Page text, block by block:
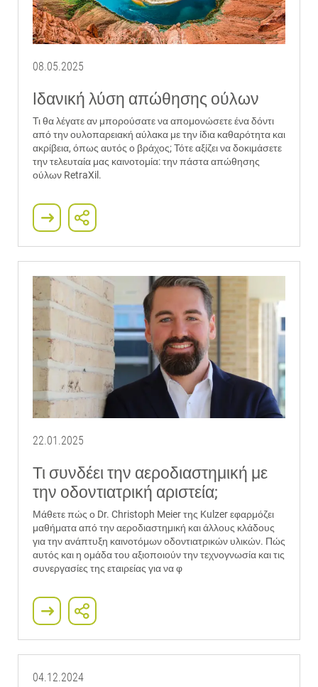
08.05.2025
Iδανική λύση απώθησης ούλων
Τι θα λέγατε αν μπορούσατε να απομονώσετε ένα δόντι
από την ουλοπαρειακή αύλακα με την ίδια καθαρότητα και
ακρίβεια, όπως αυτός ο βράχος; Τότε αξίζει να δοκιμάσετε
την τελευταία μας καινοτομία: την πάστα απώθησης
ούλων RetraXil.
22.01.2025
Τι συνδέει την αεροδιαστημική με
την οδοντιατρική αριστεία;
Μάθετε πώς ο Dr. Christoph Meier της Kulzer εφαρμόζει
μαθήματα από την αεροδιαστημική και άλλους κλάδους
για την ανάπτυξη καινοτόμων οδοντιατρικών υλικών. Πώς
αυτός και η ομάδα του αξιοποιούν την τεχνογνωσία και τις
συνεργασίες της εταιρείας για να φ
04.12.2024